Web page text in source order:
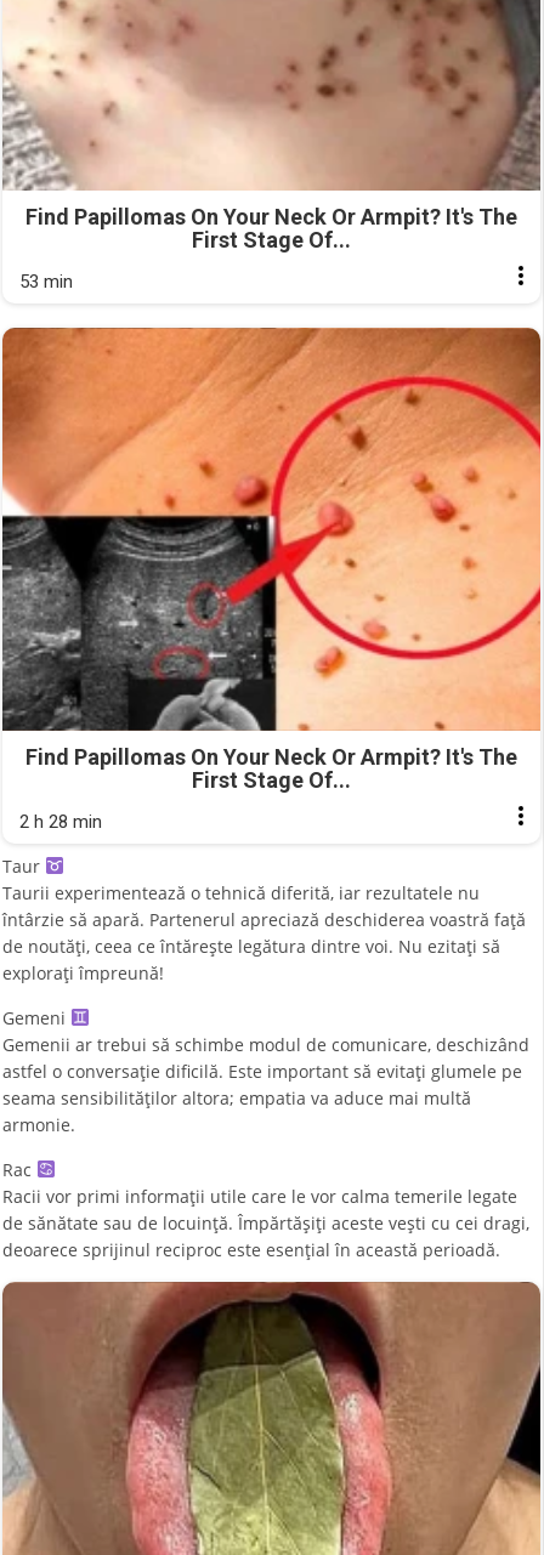
Find Papillomas On Your Neck Or Armpit? It's The
First Stage Of...
53 min
Find Papillomas On Your Neck Or Armpit? It's The
First Stage Of...
2 h 28 min
Taur
Taurii experimentează o tehnică diferită, iar rezultatele nu
întârzie să apară. Partenerul apreciază deschiderea voastră față
de noutăți, ceea ce întărește legătura dintre voi. Nu ezitați să
explorați împreună!
Gemeni
Gemenii ar trebui să schimbe modul de comunicare, deschizând
astfel o conversație dificilă. Este important să evitați glumele pe
seama sensibilităților altora; empatia va aduce mai multă
armonie.
Rac
Racii vor primi informații utile care le vor calma temerile legate
de sănătate sau de locuință. Împărtășiți aceste vești cu cei dragi,
deoarece sprijinul reciproc este esențial în această perioadă.